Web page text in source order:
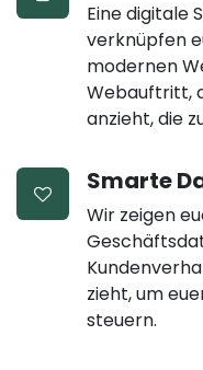
Eine digitale
verknüpfen
modernen
Webauftritt,
anzieht, die
Smarte
Wir zeigen
zieht, um
steuern.